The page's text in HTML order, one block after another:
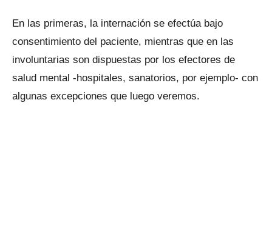
En las primeras, la internación se efectúa bajo
consentimiento del paciente, mientras que en las
involuntarias son dispuestas por los efectores de
salud mental -hospitales, sanatorios, por ejemplo- con
algunas excepciones que luego veremos.